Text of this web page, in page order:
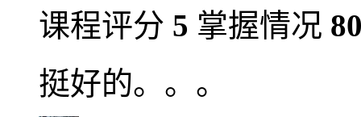
课程评分 5 掌握情况
挺好的。。。